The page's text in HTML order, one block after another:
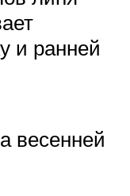
и ранней
весенней